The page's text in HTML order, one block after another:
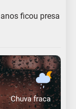
ficou presa
Chuva fraca